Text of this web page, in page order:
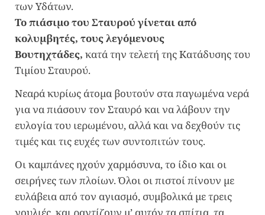
των Υδάτων.
Το πιάσιμο του Σταυρού γίνεται από
κολυμβητές, τους λεγόμενους
Βουτηχτάδες, κατά την τελετή της Κατάδυσης του
Τιμίου Σταυρού.
Νεαρά κυρίως άτομα βουτούν στα παγωμένα νερά
για να πιάσουν τον Σταυρό και να λάβουν την
ευλογία του ιερωμένου, αλλά και να δεχθούν τις
τιμές και τις ευχές των συντοπιτών τους.
Οι καμπάνες ηχούν χαρμόσυνα, το ίδιο και οι
σειρήνες των πλοίων. Όλοι οι πιστοί πίνουν με
ευλάβεια από τον αγιασμό, συμβολικά με τρεις